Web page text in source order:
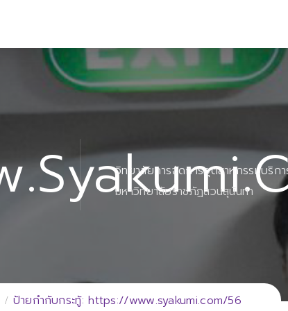
วิทยาลัยการจัดการอุตสาหกรรมบริก
มหาวิทยาลัยราชภัฏสวนสุนันทา
ป้ายกำกับกระทู้: https://www.syakumi.com/56